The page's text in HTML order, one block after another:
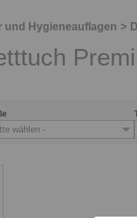
und Hygieneauflagen
wählen -